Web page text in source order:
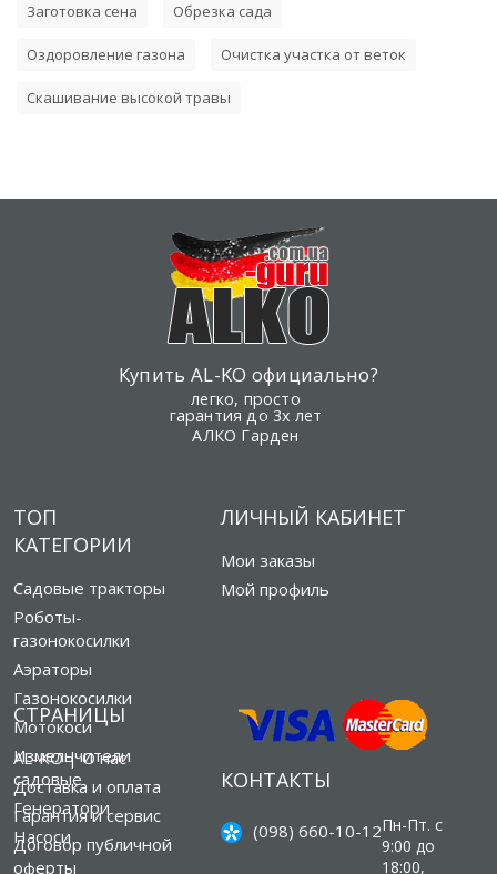
Заготовка сена Обрезка сада
Оздоровление газона Очистка участка от веток
Скашивание высокой травы
Купить AL-KO официально?
легко, просто
гарантия до 3х лет
АЛКО Гарден
ТОП
КАТЕГОРИИ
Садовые тракторы
Роботы-
газонокосилки
Аэраторы
Газонокосилки
Мотокоси
Измельчители
садовые
Генератори
Насоси
СТРАНИЦЫ
AL-KO | О нас
Доставка и оплата
Гарантия и сервис
Договор публичной
оферты
ЛИЧНЫЙ КАБИНЕТ
Мои заказы
Мой профиль
КОНТАКТЫ
(098) 660-10-12Пн-Пт. с
9:00 до
18:00,